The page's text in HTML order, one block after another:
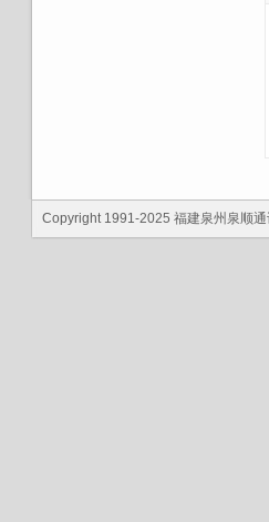
Copyright 1991-2025 福建泉州泉顺通